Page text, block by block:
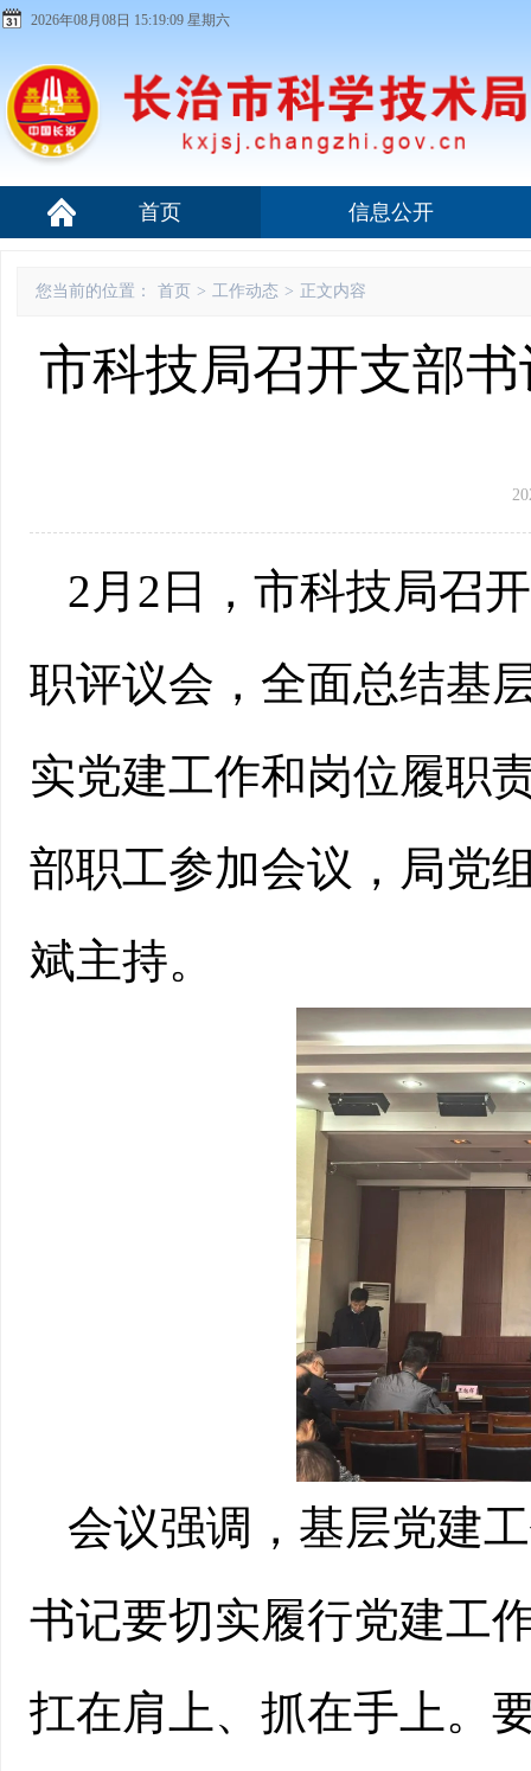
2026年08月08日 15:19:09 星期六
首页 信息公开
您当前的位置： 首页 > 工作动态 > 正文内容
市科技局召开支部
2月2日，市科技局召
职评议会，全面总结基
实党建工作和岗位履职
部职工参加会议，局党
斌主持。
会议强调，基层党建
书记要切实履行党建工
扛在肩上、抓在手上。